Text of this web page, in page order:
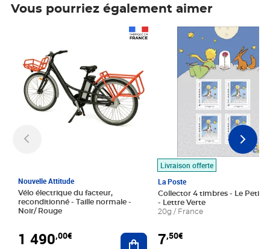
Vous pourriez également aimer
Nouvelle Attitude
Vélo électrique du facteur,
reconditionné - Taille normale -
Noir/ Rouge
1 490,00€ Ajouter au panier
Livraison offerte
La Poste
Collector 4 timbres - Le Petit
- Lettre Verte
20g / France
7,50€
Prix 7,50€